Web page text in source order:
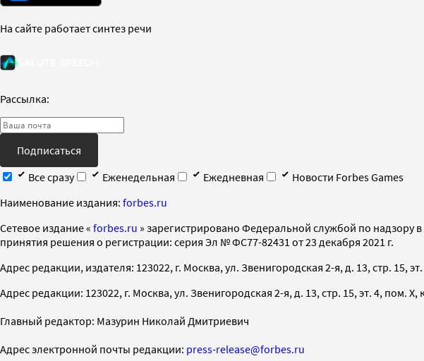
На сайте работает синтез речи
Рассылка:
Подписаться
Все сразу
Еженедельная Ежедневная
Новости Forbes Games
Наименование издания: forbes.ru
Cетевое издание « forbes.ru » зарегистрировано Федеральной службой по
принятия решения о регистрации: серия Эл № ФС77-82431 от 23 декабря 2021 г.
Адрес редакции, издателя: 123022, г. Москва, ул. Звенигородская 2-я, д. 13, стр. 15,
Адрес редакции: 123022, г. Москва, ул. Звенигородская 2-я, д. 13, стр. 15, эт. 4, пом. X,
Главный редактор: Мазурин Николай Дмитриевич
Адрес электронной почты редакции: press-release@forbes.ru